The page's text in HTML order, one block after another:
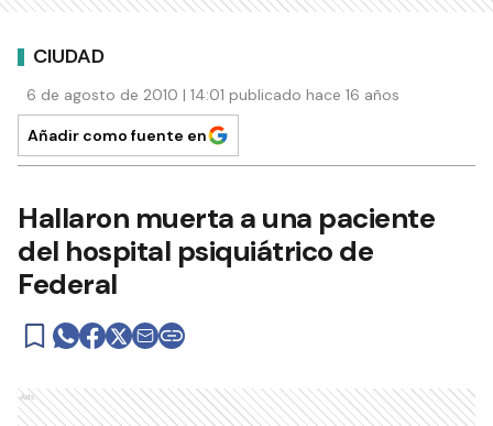
CIUDAD
6 de agosto de 2010 | 14:01 publicado hace 16 años
Añadir como fuente en
Hallaron muerta a una paciente
del hospital psiquiátrico de
Federal
Ads